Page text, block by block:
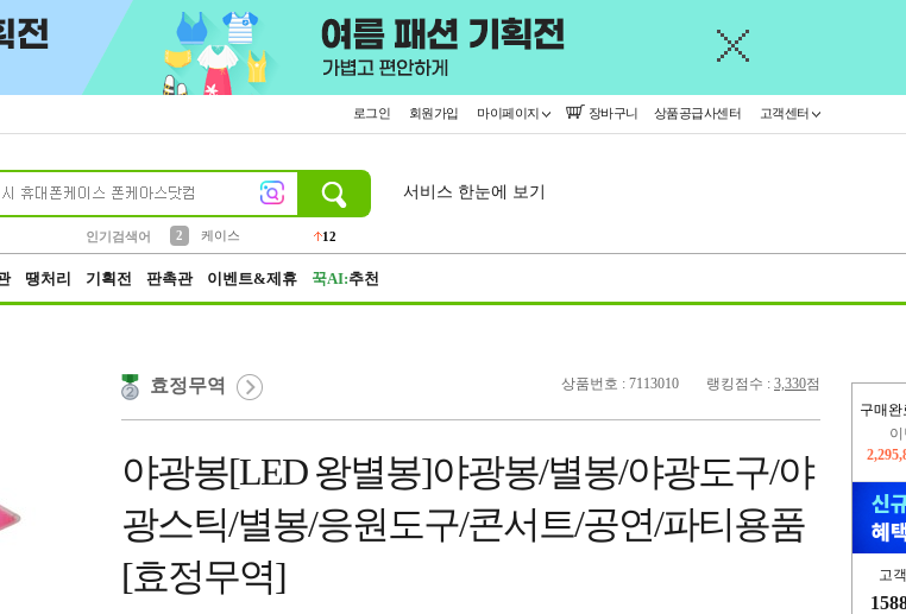
로그인 회원가입 마이페이지 장바구니 상품공급사센터 고객센터
인기검색어
2
케이스
12
서비스 한눈에 보기
땡처리 기획전 판촉관 이벤트&제휴 꾹AI:추천
구매완
고
상품번호 : 7113010 랭킹점수 : 3,330점
효정무역
야광봉[LED 왕별봉]야광봉/별봉/야광도구/야
광스틱/별봉/응원도구/콘서트/공연/파티용품
[효정무역]